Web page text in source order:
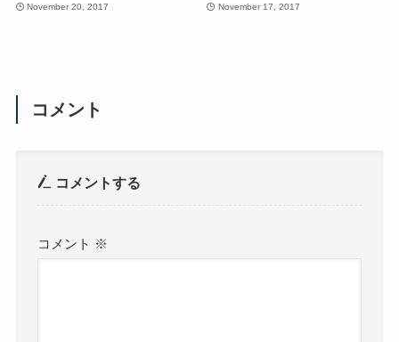
November 20, 2017 November 17, 2017
コメント
コメントする
コメント ※